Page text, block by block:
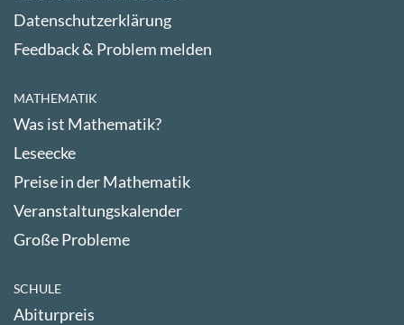
Datenschutzerklärung
Feedback & Problem melden
MATHEMATIK
Was ist Mathematik?
Leseecke
Preise in der Mathematik
Veranstaltungskalender
Große Probleme
SCHULE
Abiturpreis